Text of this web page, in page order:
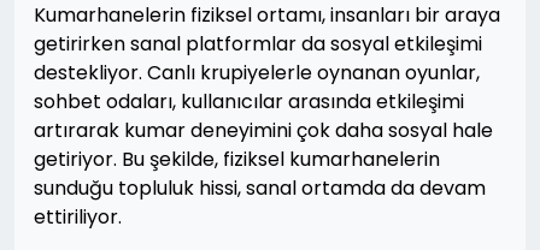
Kumarhanelerin fiziksel ortamı, insanları bir araya
getirirken sanal platformlar da sosyal etkileşimi
destekliyor. Canlı krupiyelerle oynanan oyunlar,
sohbet odaları, kullanıcılar arasında etkileşimi
artırarak kumar deneyimini çok daha sosyal hale
getiriyor. Bu şekilde, fiziksel kumarhanelerin
sunduğu topluluk hissi, sanal ortamda da devam
ettiriliyor.